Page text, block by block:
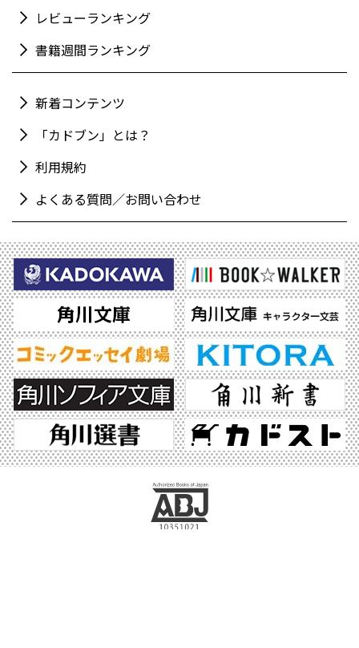
レビューランキング
書籍週間ランキング
新着コンテンツ
「カドブン」とは？
利用規約
よくある質問／お問い合わせ